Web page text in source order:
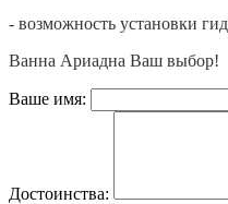
- возможность установки
Ванна Ариадна Ваш выбор!
Ваше имя:
Достоинства: